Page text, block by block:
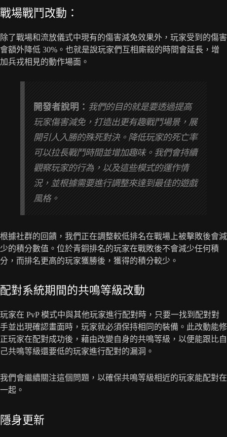
戰場戰鬥改動：
除了戰場和流放儀式中現有的傷害減免效果外，玩家受到的傷害
會額外降低 30%。也就是說玩家們互相廝殺的時間會延長，增
加兵戎相見的動作場面。
開發者說明： 我們的目的就是要透過提高
玩家傷害減免，打造出更有趣戰鬥場景，展
開引人入勝的殊死對決。降低玩家的死亡率
可以拉長戰鬥時間並增加趣味。我們會持續
觀察玩家的行為，以及這些模式的運作情
況，並根據需要進行調整來達到最佳的遊戲
風格。
根據社群的回饋，我們正在調整較低排名在戰場上被擊敗後會減
少的積分數值。位於青銅排名的玩家在戰敗後不會減少任何積
分，而排名更高的玩家獲勝後，獲得的積分較少。
配對系統期間的共鳴等級改動
玩家在 PvP 模式中與其他玩家進行配對時，只要一找到配對對
手並出現確認畫面時，玩家就必須保持相同的裝備。此改動能修
正玩家在配對成功後，藉由改變自身的共鳴等級，以便能跟比自
己共鳴等級還要低的玩家進行配對的漏洞。
我們會繼續關注這個問題，以確保共鳴等級相近的玩家能配對在
一起。
隱身更新